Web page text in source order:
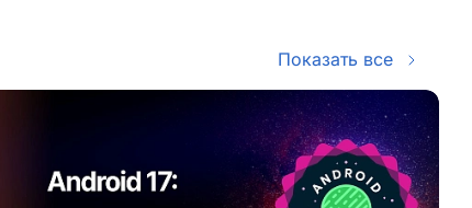
Показать все